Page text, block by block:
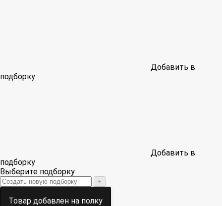
Добавить в
подборку
Добавить в
подборку
Выберите подборку
+
Товар добавлен на полку